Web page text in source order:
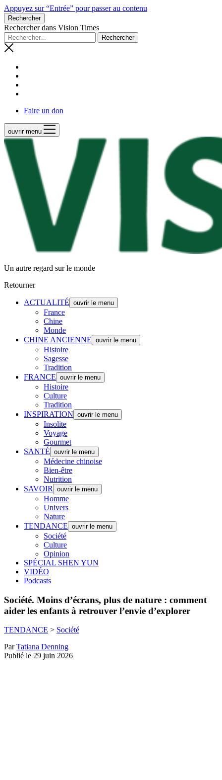
Appuyez sur “Entrée” pour passer au contenu
Rechercher
Rechercher dans Vision Times
Faire un don
ouvrir menu
Un autre regard sur le monde
Retourner
ACTUALITÉ ouvrir le menu
France
Chine
Monde
CHINE ANCIENNE ouvrir le menu
Histoire
Sagesse
Tradition
FRANCE ouvrir le menu
Histoire
Culture
Tradition
INSPIRATION ouvrir le menu
Insolite
Voyage
Gourmet
SANTÉ ouvrir le menu
Médecine chinoise
Bien-être
Nutrition
SAVOIR
ouvrir le menu
Homme
Univers
Nature
TENDANCE ouvrir le menu
Société
Culture
Opinion
SPÉCIAL SHEN YUN
VIDÉO
Podcasts
Société. Moins d’écrans, plus de nature : comment
aider les enfants à retrouver l’envie d’explorer
TENDANCE > Société
ParTatiana Denning
Publié le 29 juin 2026